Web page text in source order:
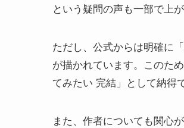
という疑問の声も一部で上が
ただし、公式からは明確に
が描かれています。このた
てみたい 完結」として納得
また、作者についても関心